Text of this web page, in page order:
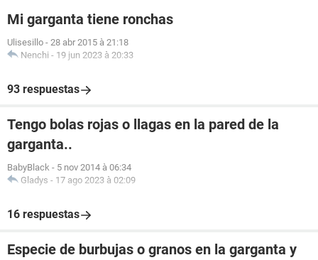
Mi garganta tiene ronchas
Ulisesillo - 28 abr 2015 à 21:18
Nenchi - 19 jun 2023 à 20:33
93 respuestas
Tengo bolas rojas o llagas en la pared de la
garganta..
BabyBlack - 5 nov 2014 à 06:34
Gladys - 17 ago 2023 à 02:09
16 respuestas
Especie de burbujas o granos en la garganta y